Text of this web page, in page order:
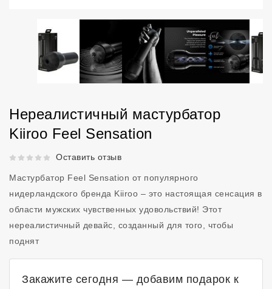
Нереалистичный мастурбатор
Kiiroo Feel Sensation
Рейтинг 5 из 5.Оставить отзыв
Мастурбатор Feel Sensation от популярного
нидерландского бренда Kiiroo – это настоящая сенсация в
области мужских чувственных удовольствий! Этот
нереалистичный девайс, созданный для того, чтобы
поднят
Закажите сегодня — добавим подарок к